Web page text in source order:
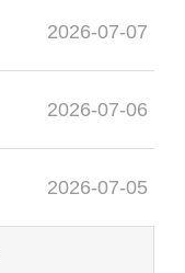
2026-07-07
2026-07-06
2026-07-05